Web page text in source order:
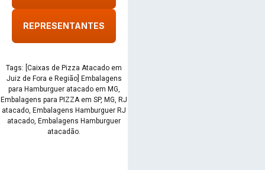
REPRESENTANTES
Tags: [Caixas de Pizza Atacado em
Juiz de Fora e Região] Embalagens
para Hamburguer atacado em MG,
Embalagens para PIZZA em SP, MG, RJ
atacado, Embalagens Hamburguer RJ
atacado, Embalagens Hamburguer
atacadão.